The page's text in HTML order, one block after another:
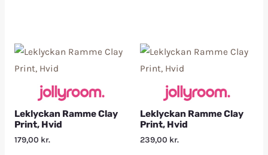
Leklyckan Ramme Clay
Print, Hvid
179,00 kr.
Leklyckan Ramme Clay
Print, Hvid
239,00 kr.